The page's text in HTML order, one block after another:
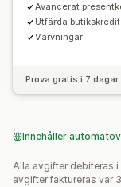
Avancerat
Utfärda
Värvningar
Prova gratis i 7 dagar
Innehåller
Alla avgifter debiteras
avgifter faktureras var